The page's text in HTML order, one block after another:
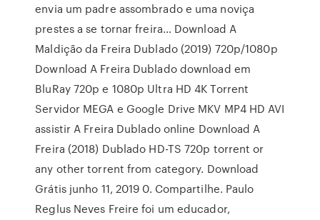
envia um padre assombrado e uma noviça
prestes a se tornar freira… Download A
Maldição da Freira Dublado (2019) 720p/1080p
Download A Freira Dublado download em
BluRay 720p e 1080p Ultra HD 4K Torrent
Servidor MEGA e Google Drive MKV MP4 HD AVI
assistir A Freira Dublado online Download A
Freira (2018) Dublado HD-TS 720p torrent or
any other torrent from category. Download
Grátis junho 11, 2019 0. Compartilhe. Paulo
Reglus Neves Freire foi um educador,